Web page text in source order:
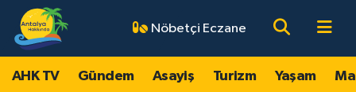
Nöbetçi Eczane
AHK TV Gündem Asayiş Turizm Yaşam
AHK TV
Antalya Nöbetçi Eczaneler